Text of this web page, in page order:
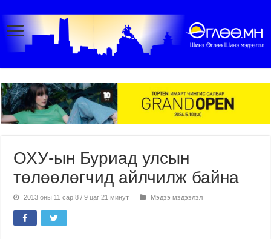
ОХУ-ын Буриад улсын
төлөөлөгчид айлчилж байна
2013 оны 11 сар 8 / 9 цаг 21 минут Мэдээ мэдээлэл